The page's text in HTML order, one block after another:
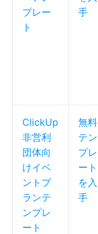
プレー
ト
手
ClickUp
非営利
団体向
けイベ
ントプ
ランテ
ンプレ
ート
無料
テン
プレ
ート
を入
手